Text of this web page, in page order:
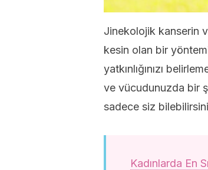
Jinekolojik kanserin
kesin olan bir
yatkınlığınızı
ve vücudunuzda bir
sadece siz
Kadınlarda En